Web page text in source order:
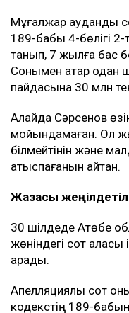
Мұғалжар аудандық
189-бабы 4-бөлігі
танып, 7 жылға бас
Сонымен қатар одан
пайдасына 30 млн
Алайда Сәрсенов
мойындамаған. Ол
білмейтінін және
қатыспағанын айтқан.
Жазасы
30 шілдеде Ақтөбе
жөніндегі сот алқасы
қарады.
Апелляциялық сот
кодекстің 189-